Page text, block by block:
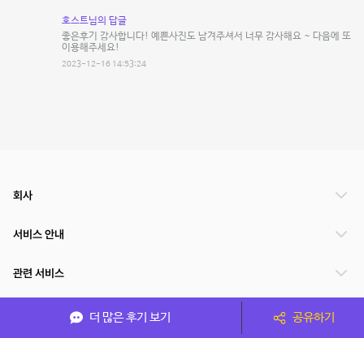
호스트님의 답글
좋은후기 감사합니다! 예쁜사진도 남겨주셔서 너무 감사해요 ~ 다음에 또
이용해주세요!
2023-12-16 14:53:24
더 많은 후기 보기 공유하기
회사
서비스 안내
관련 서비스